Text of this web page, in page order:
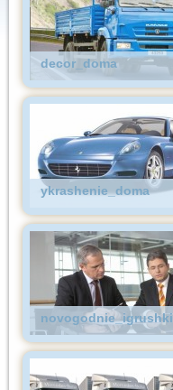
decor_doma
ykrashenie_doma
novogodnie_igrushki